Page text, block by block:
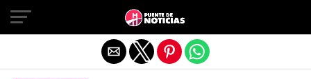
Salir de la versión móvil